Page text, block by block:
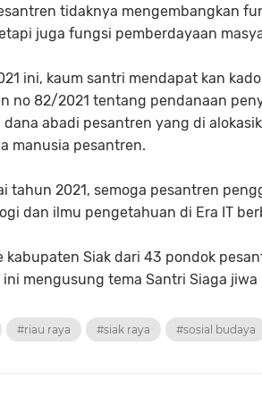
tidaknya mengembangkan
juga fungsi pemberdayaan
ini, kaum santri mendapat kan
no 82/2021 tentang pendanaan
abadi pesantren yang di
manusia pesantren.
tahun 2021, semoga pesantren
dan ilmu pengetahuan di Era IT
kabupaten Siak dari 43 pondok
mengusung tema Santri Siaga
#riau raya #siak raya #sosial budaya